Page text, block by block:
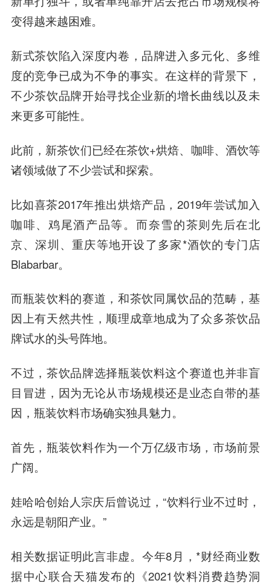
变得越来越困难。
新式茶饮陷入深度内卷，品牌进入多元化、多维
度的竞争已成为不争的事实。在这样的背景下，
不少茶饮品牌开始寻找企业新的增长曲线以及未
来更多可能性。
此前，新茶饮们已经在茶饮+烘焙、咖啡、酒饮等
诸领域做了不少尝试和探索。
比如喜茶2017年推出烘焙产品，2019年尝试加入
咖啡、鸡尾酒产品等。而奈雪的茶则先后在北
京、深圳、重庆等地开设了多家*酒饮的专门店
Blabarbar。
而瓶装饮料的赛道，和茶饮同属饮品的范畴，基
因上有天然共性，顺理成章地成为了众多茶饮品
牌试水的头号阵地。
不过，茶饮品牌选择瓶装饮料这个赛道也并非盲
目冒进，因为无论从市场规模还是业态自带的基
因，瓶装饮料市场确实独具魅力。
首先，瓶装饮料作为一个万亿级市场，市场前景
广阔。
娃哈哈创始人宗庆后曾说过，“饮料行业不过时，
永远是朝阳产业。”
相关数据证明此言非虚。今年8月，*财经商业数
据中心联合天猫发布的《2021饮料消费趋势洞